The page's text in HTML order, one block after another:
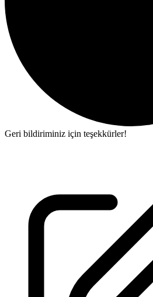
Geri bildiriminiz için teşekkürler!